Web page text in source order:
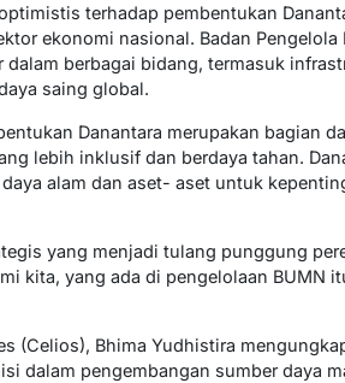
terhadap pembentukan
ekonomi nasional. Badan Pengelola
berbagai bidang, termasuk
saing global.
Danantara merupakan bagian
lebih inklusif dan berdaya tahan.
alam dan aset- aset untuk
yang menjadi tulang punggung
kita, yang ada di pengelolaan BUMN
(Celios), Bhima Yudhistira
dalam pengembangan sumber daya